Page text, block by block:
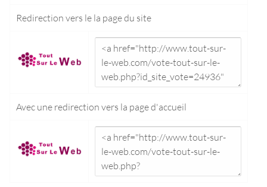
Redirection vers le la page du site
Avec une redirection vers la page d'accueil